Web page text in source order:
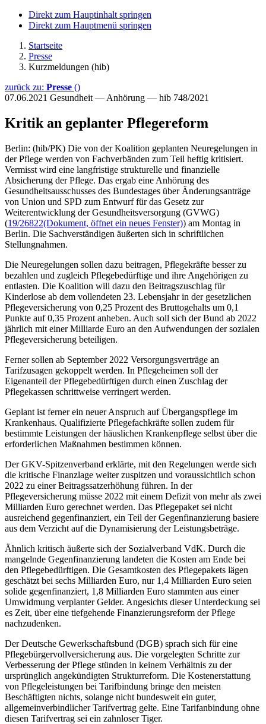
Direkt zum Hauptinhalt springen
Direkt zum Hauptmenü springen
Startseite
Presse
Kurzmeldungen (hib)
zurück zu: Presse ()
07.06.2021 Gesundheit — Anhörung — hib 748/2021
Kritik an geplanter Pflegereform
Berlin: (hib/PK) Die von der Koalition geplanten Neuregelungen in
der Pflege werden von Fachverbänden zum Teil heftig kritisiert.
Vermisst wird eine langfristige strukturelle und finanzielle
Absicherung der Pflege. Das ergab eine Anhörung des
Gesundheitsausschusses des Bundestages über Änderungsanträge
von Union und SPD zum Entwurf für das Gesetz zur
Weiterentwicklung der Gesundheitsversorgung (GVWG)
(19/26822(Dokument, öffnet ein neues Fenster)) am Montag in
Berlin. Die Sachverständigen äußerten sich in schriftlichen
Stellungnahmen.
Die Neuregelungen sollen dazu beitragen, Pflegekräfte besser zu
bezahlen und zugleich Pflegebedürftige und ihre Angehörigen zu
entlasten. Die Koalition will dazu den Beitragszuschlag für
Kinderlose ab dem vollendeten 23. Lebensjahr in der gesetzlichen
Pflegeversicherung von 0,25 Prozent des Bruttogehalts um 0,1
Punkte auf 0,35 Prozent anheben. Auch soll sich der Bund ab 2022
jährlich mit einer Milliarde Euro an den Aufwendungen der sozialen
Pflegeversicherung beteiligen.
Ferner sollen ab September 2022 Versorgungsverträge an
Tarifzusagen gekoppelt werden. In Pflegeheimen soll der
Eigenanteil der Pflegebedürftigen durch einen Zuschlag der
Pflegekassen schrittweise verringert werden.
Geplant ist ferner ein neuer Anspruch auf Übergangspflege im
Krankenhaus. Qualifizierte Pflegefachkräfte sollen zudem für
bestimmte Leistungen der häuslichen Krankenpflege selbst über die
erforderlichen Maßnahmen bestimmen können.
Der GKV-Spitzenverband erklärte, mit den Regelungen werde sich
die kritische Finanzlage weiter zuspitzen und voraussichtlich schon
2022 zu einer Beitragssatzerhöhung führen. In der
Pflegeversicherung müsse 2022 mit einem Defizit von mehr als zwei
Milliarden Euro gerechnet werden. Das Pflegepaket sei nicht
ausreichend gegenfinanziert, ein Teil der Gegenfinanzierung basiere
aus dem Verzicht auf die Dynamisierung der Leistungsbeträge.
Ähnlich kritisch äußerte sich der Sozialverband VdK. Durch die
mangelnde Gegenfinanzierung landeten die Kosten am Ende bei
den Pflegebedürftigen. Die Gesamtkosten des Pflegepakets lägen
geschätzt bei sechs Milliarden Euro, nur 1,4 Milliarden Euro seien
solide gegenfinanziert, 1,8 Milliarden Euro stammten aus einer
Umwidmung verplanter Gelder. Angesichts dieser Unterdeckung sei
es Zeit, über eine tiefgehende Finanzierungsreform der Pflege
nachzudenken.
Der Deutsche Gewerkschaftsbund (DGB) sprach sich für eine
Pflegebürgervollversicherung aus. Die vorgelegten Schritte zur
Verbesserung der Pflege stünden in keinem Verhältnis zu der
ursprünglich angekündigten Strukturreform. Die Kostenerstattung
von Pflegeleistungen bei Tarifbindung bringe den meisten
Beschäftigten nichts, solange nicht bundesweit ein guter,
allgemeinverbindlicher Tarifvertrag gelte. Eine Tarifanbindung ohne
diesen Tarifvertrag sei ein zahnloser Tiger.